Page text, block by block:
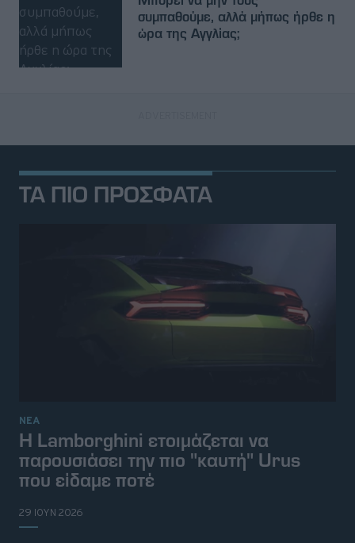
συμπαθούμε, αλλά μήπως ήρθε η
ώρα της Αγγλίας;
ΤΑ ΠΙΟ ΠΡΟΣΦΑΤΑ
ΝΕΑ
Η Lamborghini ετοιμάζεται να
παρουσιάσει την πιο "καυτή" Urus
που είδαμε ποτέ
29 ΙΟΥΝ 2026